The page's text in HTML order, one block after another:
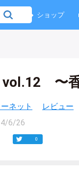
ショップ
vol.12 〜
ネット
レビュー
6/26
0